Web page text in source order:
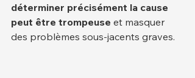
déterminer précisément la cause
peut être trompeuse et masquer
des problèmes sous-jacents graves.